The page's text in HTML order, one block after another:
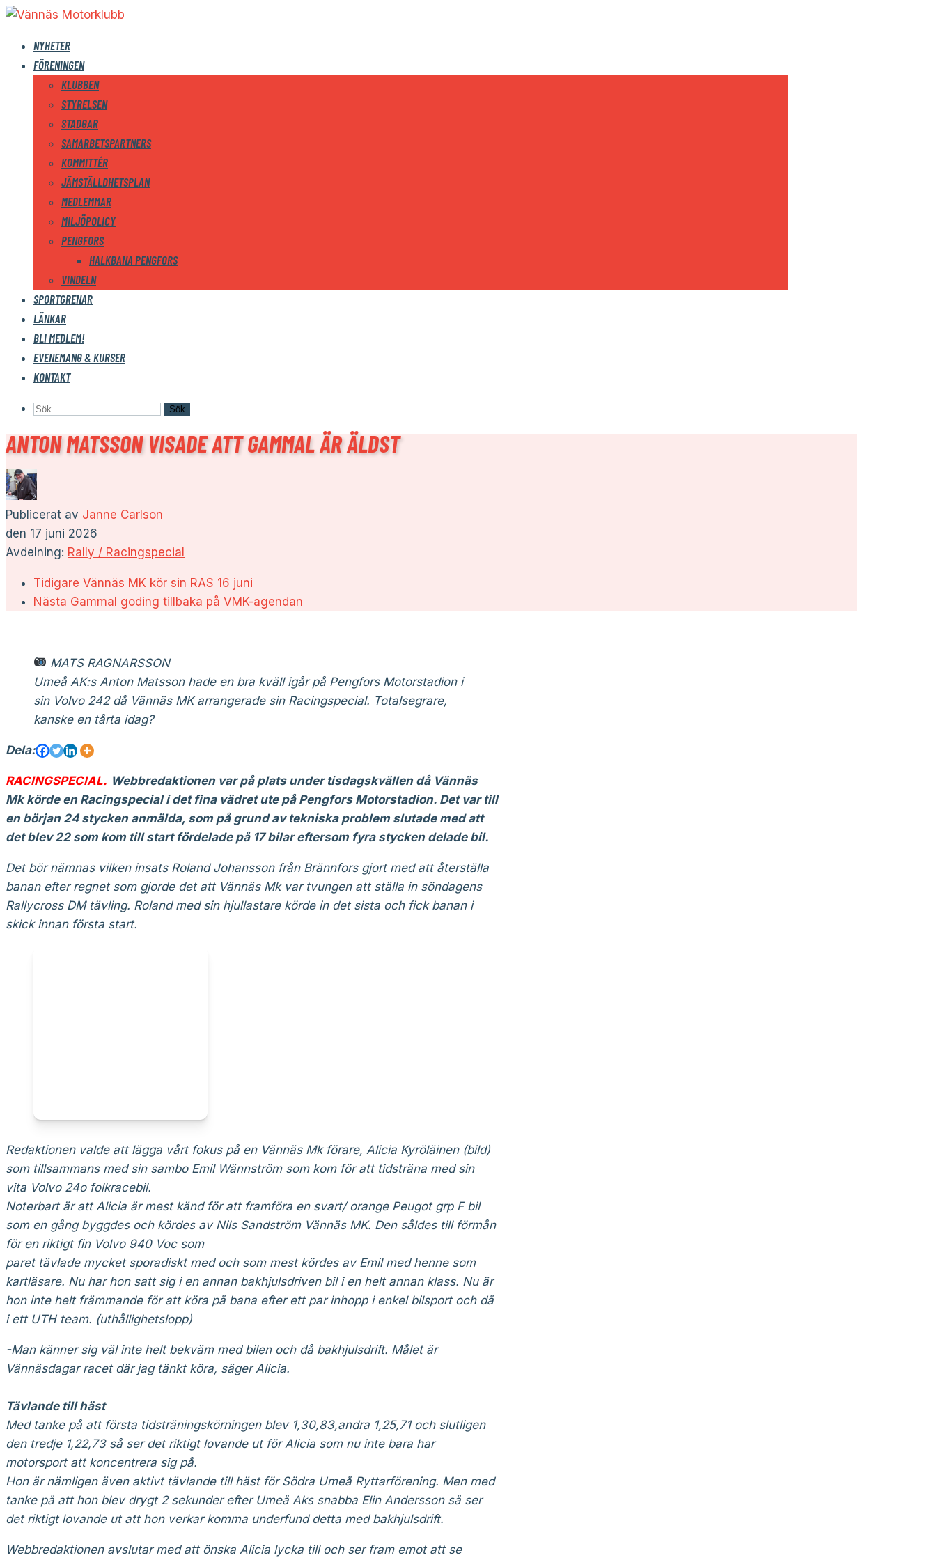
NYHETER
FÖRENINGEN
KLUBBEN
STYRELSEN
STADGAR
SAMARBETSPARTNERS
KOMMITTÉR
JÄMSTÄLLDHETSPLAN
MEDLEMMAR
MILJÖPOLICY
PENGFORS
HALKBANA PENGFORS
VINDELN
SPORTGRENAR
LÄNKAR
BLI MEDLEM!
EVENEMANG & KURSER
KONTAKT
Sök
ANTON MATSSON VISADE ATT GAMMAL ÄR ÄLDST
Publicerat av Janne Carlson
den 17 juni 2026
Avdelning: Rally / Racingspecial
Tidigare Vännäs MK kör sin RAS 16 juni
Nästa Gammal goding tillbaka på VMK-agendan
MATS RAGNARSSON
Umeå AK:s Anton Matsson hade en bra kväll igår på Pengfors Motorstadion i
sin Volvo 242 då Vännäs MK arrangerade sin Racingspecial. Totalsegrare,
kanske en tårta idag?
Dela:
RACINGSPECIAL. Webbredaktionen var på plats under tisdagskvällen då Vännäs
Mk körde en Racingspecial i det fina vädret ute på Pengfors Motorstadion. Det var till
en början 24 stycken anmälda, som på grund av tekniska problem slutade med att
det blev 22 som kom till start fördelade på 17 bilar eftersom fyra stycken delade bil.
Det bör nämnas vilken insats Roland Johansson från Brännfors gjort med att återställa
banan efter regnet som gjorde det att Vännäs Mk var tvungen att ställa in söndagens
Rallycross DM tävling. Roland med sin hjullastare körde in det sista och fick banan i
skick innan första start.
Redaktionen valde att lägga vårt fokus på en Vännäs Mk förare, Alicia Kyröläinen (bild)
som tillsammans med sin sambo Emil Wännström som kom för att tidsträna med sin
vita Volvo 24o folkracebil.
Noterbart är att Alicia är mest känd för att framföra en svart/ orange Peugot grp F bil
som en gång byggdes och kördes av Nils Sandström Vännäs MK. Den såldes till förmån
för en riktigt fin Volvo 940 Voc som
paret tävlade mycket sporadiskt med och som mest kördes av Emil med henne som
kartläsare. Nu har hon satt sig i en annan bakhjulsdriven bil i en helt annan klass. Nu är
hon inte helt främmande för att köra på bana efter ett par inhopp i enkel bilsport och då
i ett UTH team. (uthållighetslopp)
-Man känner sig väl inte helt bekväm med bilen och då bakhjulsdrift. Målet är
Vännäsdagar racet där jag tänkt köra, säger Alicia.
Tävlande till häst
Med tanke på att första tidsträningskörningen blev 1,30,83,andra 1,25,71 och slutligen
den tredje 1,22,73 så ser det riktigt lovande ut för Alicia som nu inte bara har
motorsport att koncentrera sig på.
Hon är nämligen även aktivt tävlande till häst för Södra Umeå Ryttarförening. Men med
tanke på att hon blev drygt 2 sekunder efter Umeå Aks snabba Elin Andersson så ser
det riktigt lovande ut att hon verkar komma underfund detta med bakhjulsdrift.
Webbredaktionen avslutar med att önska Alicia lycka till och ser fram emot att se